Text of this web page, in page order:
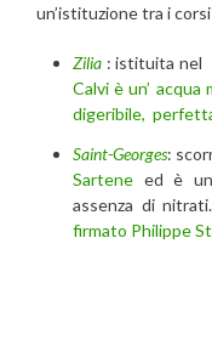
un’istituzione tra i
Zilia : istituita nel
Calvi è un’
digeribile,
Saint-Georges:
Sartene ed è
assenza di nitrati.
firmato Philippe